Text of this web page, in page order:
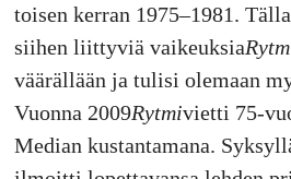
toisen kerran 1975–1981.
siihen liittyviä vaikeuksia
väärällään ja tulisi olemaan
Vuonna 2009Rytmivietti 75-
Median kustantamana.